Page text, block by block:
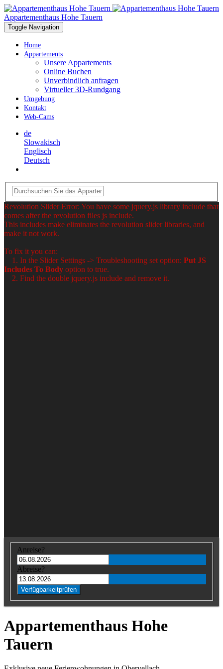
Appartementhaus Hohe Tauern
Toggle Navigation
Home
Appartements
Unsere Appartements
Online Buchen
Unverbindlich anfragen
Virtueller 3D-Rundgang
Umgebung
Kontakt
Web-Cams
de
Slowakisch
Englisch
Deutsch
Revolution Slider Error: You have some jquery.js library include that
comes after the revolution files js include.
This includes make eliminates the revolution slider libraries, and
make it not work.
To fix it you can:
1. In the Slider Settings -> Troubleshooting set option: Put JS
Includes To Body option to true.
2. Find the double jquery.js include and remove it.
Anreise?
Abreise?
Verfügbarkeitprüfen
Appartementhaus Hohe
Tauern